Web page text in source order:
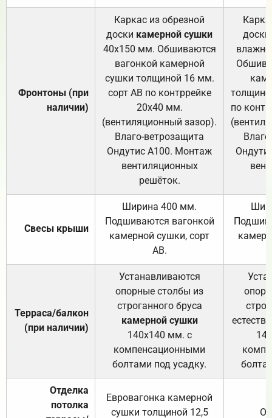
Фронтоны (при
наличии)
Каркас из обрезной
доски камерной сушки
40х150 мм. Обшиваются
вагонкой камерной
сушки толщиной 16 мм.
сорт АВ по контррейке
20х40 мм.
(вентиляционный зазор).
Влаго-ветрозащита
Ондутис А100. Монтаж
вентиляционных
решёток.
доски
по
Свесы крыши
Ширина 400 мм.
Подшиваются вагонкой
камерной сушки, сорт
АВ.
Терраса/балкон
(при наличии)
Устанавливаются
опорные столбы из
строганного бруса
камерной сушки
140х140 мм. с
компенсационными
болтами под усадку.
Отделка
потолка
Евровагонка камерной
сушки толщиной 12,5